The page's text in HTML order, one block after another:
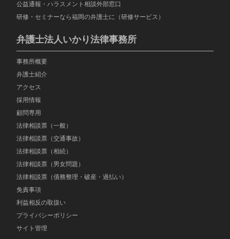
公益通報・ハラスメント相談外部窓口
研修・セミナーなら福岡の弁護士に（研修サービス）
弁護士法人いかり法律事務所
事務所概要
弁護士紹介
アクセス
採用情報
顧問専用
法律相談票（一般）
法律相談票（交通事故）
法律相談票（相続）
法律相談票（男女問題）
法律相談票（債務整理・破産・過払い）
免責事項
利益相反の取扱い
プライバシーポリシー
サイト管理